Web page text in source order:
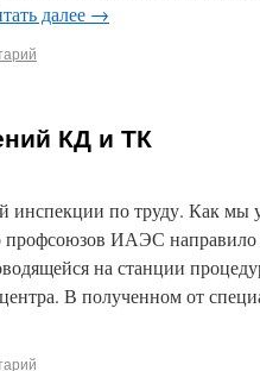
далее →
КД и ТК
инспекции по труду. Как мы
профсоюзов ИАЭС
на станции
В полученном от